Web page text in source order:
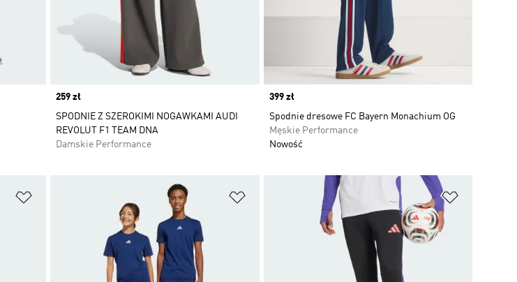
Price
259 zł
SPODNIE Z SZEROKIMI NOGAWKAMI AUDI
REVOLUT F1 TEAM DNA
Damskie Performance
Price
399 zł
Spodnie dresowe FC Bayern Monachium OG
Męskie Performance
Nowość
Dodaj do listy życzeń